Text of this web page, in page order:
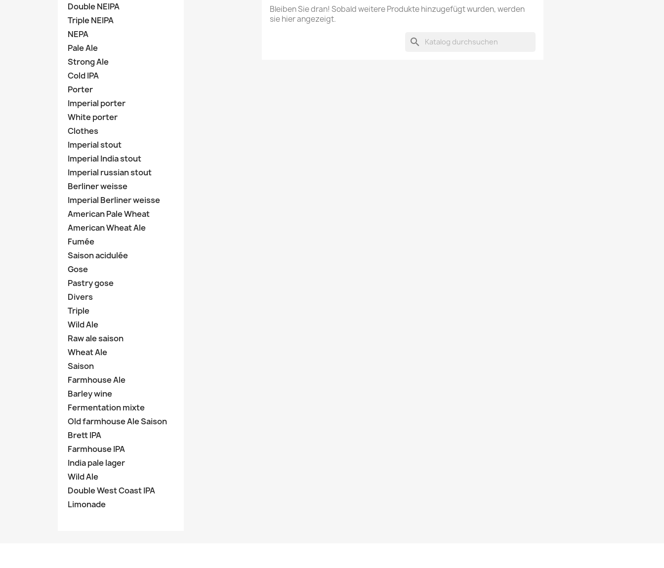
Double NEIPA
Triple NEIPA
NEPA
Pale Ale
Strong Ale
Cold IPA
Porter
Imperial porter
White porter
Clothes
Imperial stout
Imperial India stout
Imperial russian stout
Berliner weisse
Imperial Berliner weisse
American Pale Wheat
American Wheat Ale
Fumée
Saison acidulée
Gose
Pastry gose
Divers
Triple
Wild Ale
Raw ale saison
Wheat Ale
Saison
Farmhouse Ale
Barley wine
Fermentation mixte
Old farmhouse Ale Saison
Brett IPA
Farmhouse IPA
India pale lager
Wild Ale
Double West Coast IPA
Limonade
Bleiben Sie dran! Sobald weitere Produkte hinzugefügt wurden, werden
sie hier angezeigt.
search